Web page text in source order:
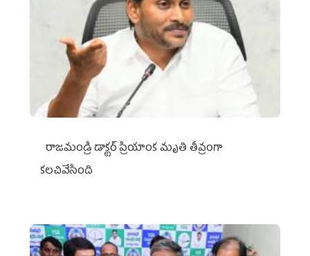
రాజమండ్రి డాక్టర్‌ ప్రియాంక మృతి తీవ్రంగా
కలచివేసింది